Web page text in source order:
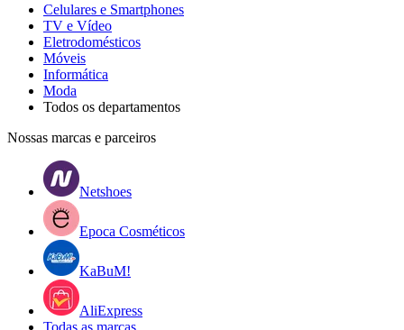
Celulares e Smartphones
TV e Vídeo
Eletrodomésticos
Móveis
Informática
Moda
Todos os departamentos
Nossas marcas e parceiros
Netshoes
Epoca Cosméticos
KaBuM!
AliExpress
Todas as marcas